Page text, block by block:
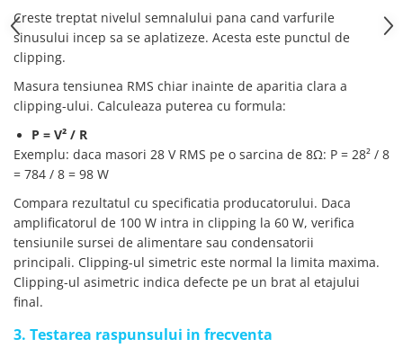
Creste treptat nivelul semnalului pana cand varfurile
sinusului incep sa se aplatizeze. Acesta este punctul de
clipping.
Masura tensiunea RMS chiar inainte de aparitia clara a
clipping-ului. Calculeaza puterea cu formula:
P = V² / R
Exemplu: daca masori 28 V RMS pe o sarcina de 8Ω: P = 28² / 8
= 784 / 8 = 98 W
Compara rezultatul cu specificatia producatorului. Daca
amplificatorul de 100 W intra in clipping la 60 W, verifica
tensiunile sursei de alimentare sau condensatorii
principali. Clipping-ul simetric este normal la limita maxima.
Clipping-ul asimetric indica defecte pe un brat al etajului
final.
3. Testarea raspunsului in frecventa